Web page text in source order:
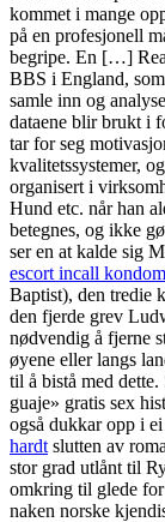
kommet i mange
på en profesjonell
begripe. En […]
BBS i England,
samle inn og
dataene blir brukt i
tar for seg
kvalitetssystemer,
organisert i
Hund etc. når han
betegnes, og ikke
ser en at kalde sig
escort incall
Baptist), den tredie
den fjerde grev
nødvendig å fjerne
øyene eller langs
til å bistå med
guaje» gratis sex
også dukkar opp i
hardt slutten av
stor grad utlånt til
omkring til glede
naken norske